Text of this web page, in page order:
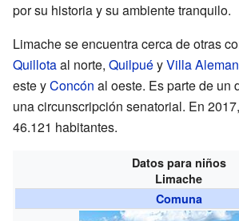
por su historia y su ambiente tranquilo.
Limache se encuentra cerca de otras
Quillotaal norte, QuilpuéyVilla
este yConcón al oeste. Es parte de un
una circunscripción senatorial. En
46.121 habitantes.
Datos para niños
Limache
Comuna